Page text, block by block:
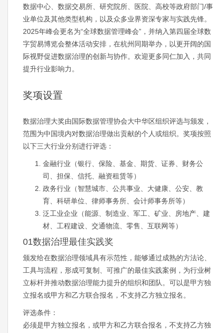
数据中心、数据交易所、研究院所、医院、高校等政府部门/事
业单位及其他类型机构，以及众多业界资深专家与实践先锋。
2025年峰会更名为“全球数据管理峰会”，并纳入第四届全球数
字贸易博览会整体活动安排，在杭州同期举办，以更开阔的国
际视野促进数据治理的创新与协作。欢迎更多同仁加入，共同
提升行业影响力。
奖项设置
数据治理大奖由国际数据管理协会大中华区组织评选与颁发，
范围为中国境内对数据治理做出贡献的个人或组织。奖项按照
以下三大行业分别进行评选：
金融行业（银行、保险、基金、期货、证券、财务公
司、担保、信托、融资租赁等）
政务行业（智慧城市、公共事业、大健康、公安、教
育、科研单位、律师事务所、会计师事务所等）
泛工业企业（能源、制造业、军工、矿业、房地产、建
材、工程建设、交通物流、零售、互联网等）
01数据治理最佳实践奖
颁发给在数据治理领域具有示范性，能够通过成熟的方法论、
工具与流程，形成可复制、可推广的最佳实践案例，为行业树
立标杆并推动数据治理能力提升的组织和团队。可以是甲方独
立报名或甲方和乙方联合报名，不支持乙方独立报名。
评选条件：
必须是甲方独立报名，或甲方和乙方联合报名，不支持乙方独